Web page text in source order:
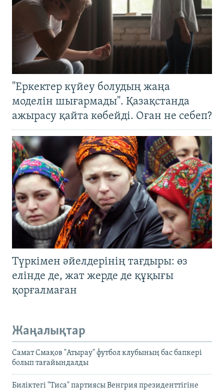
"Еркектер күйеу болудың жаңа
моделін шығармады". Қазақстанда
ажырасу қайта көбейді. Оған не себеп?
Түркімен әйелдерінің тағдыры: өз
елінде де, жат жерде де құқығы
қорғалмаған
Жаңалықтар
Самат Смақов "Атырау" футбол клубының бас бапкері
болып тағайындалды
Биліктегі "Тиса" партиясы Венгрия президенттігіне